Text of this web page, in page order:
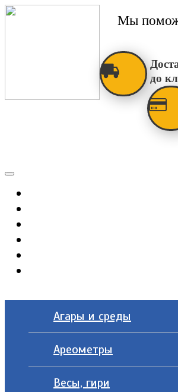
Мы
до
Агары и среды
Ареометры
Весы, гири